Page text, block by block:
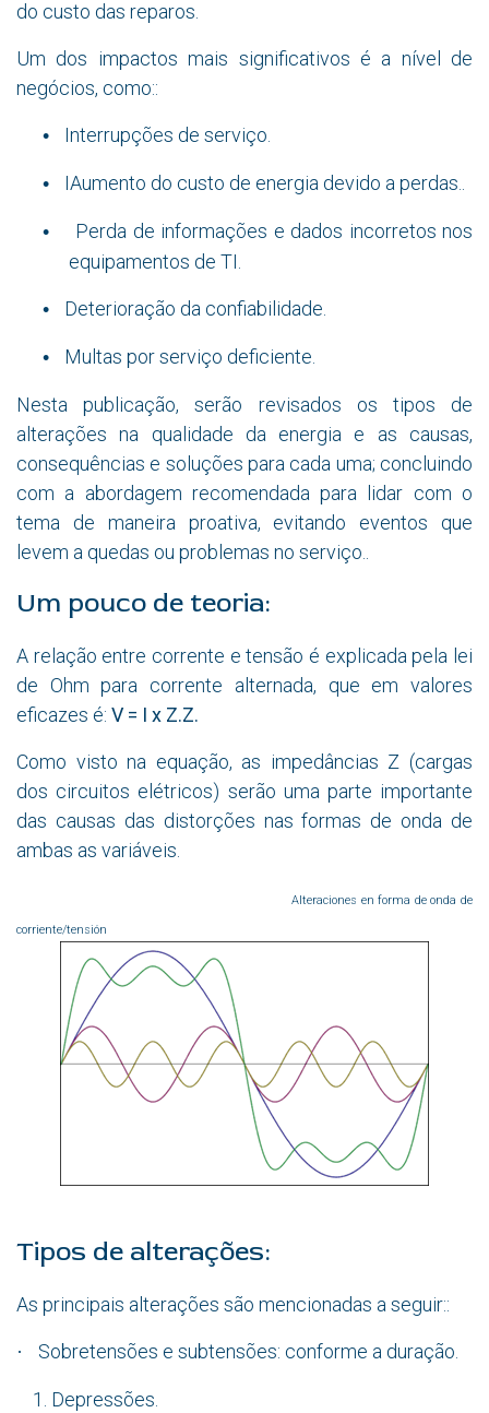
do custo das reparos.
Um dos impactos mais significativos é a nível de
negócios, como::
• Interrupções de serviço.
• IAumento do custo de energia devido a perdas..
•
Perda de informações e dados incorretos nos
equipamentos de TI.
• Deterioração da confiabilidade.
• Multas por serviço deficiente.
Nesta publicação, serão revisados os tipos de
alterações na qualidade da energia e as causas,
consequências e soluções para cada uma; concluindo
com a abordagem recomendada para lidar com o
tema de maneira proativa, evitando eventos que
levem a quedas ou problemas no serviço..
Um pouco de teoria:
A relação entre corrente e tensão é explicada pela lei
de Ohm para corrente alternada, que em valores
eficazes é: V = I x Z.Z.
Como visto na equação, as impedâncias Z (cargas
dos circuitos elétricos) serão uma parte importante
das causas das distorções nas formas de onda de
ambas as variáveis.
Alteraciones en forma de onda de
corriente/tensión
Tipos de alterações:
As principais alterações são mencionadas a seguir::
· Sobretensões e subtensões: conforme a duração.
Depressões.